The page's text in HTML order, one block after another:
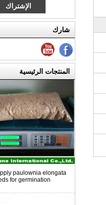
شارك
المنتجات الرئيسية
الأسعار التنافسية جذور
for germination